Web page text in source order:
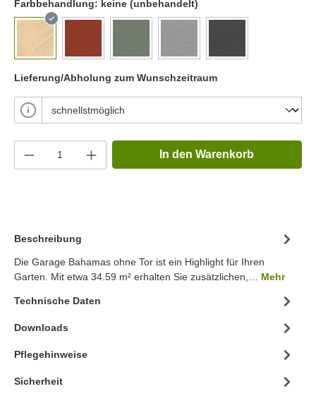
Farbbehandlung: keine (unbehandelt)
Lieferung/Abholung zum Wunschzeitraum
In den Warenkorb
Beschreibung
Die Garage Bahamas ohne Tor ist ein Highlight für Ihren
Garten. Mit etwa 34.59 m² erhalten Sie zusätzlichen,… Mehr
Technische Daten
Downloads
Pflegehinweise
Sicherheit